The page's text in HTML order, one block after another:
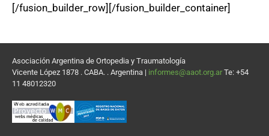
[/fusion_builder_row][/fusion_builder_container]
Asociación Argentina de Ortopedia y Traumatología
Vicente López 1878 . CABA. . Argentina | informes@aaot.org.ar Te: +54
11 48012320